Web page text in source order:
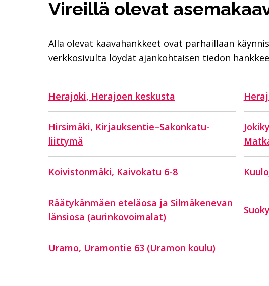
Vireillä olevat
Alla olevat kaavahankkeet ovat parhaillaan
verkkosivulta löydät ajankohtaisen tiedon
Herajoki, Herajoen keskusta
Hirsimäki, Kirjauksentie–Sakonkatu-
liittymä
Koivistonmäki, Kaivokatu 6-8
Räätykänmäen eteläosa ja Silmäkenevan
länsiosa (aurinkovoimalat)
Uramo, Uramontie 63 (Uramon koulu)